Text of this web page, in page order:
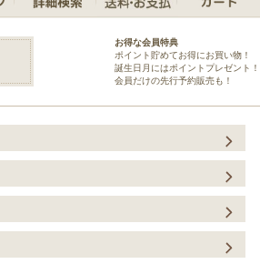
お得な会員特典
ポイント貯めてお得にお買い物！
誕生日月にはポイントプレゼント！
会員だけの先行予約販売も！